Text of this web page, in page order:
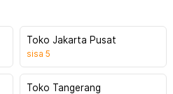
Toko Jakarta Pusat
sisa 5
Toko Tangerang